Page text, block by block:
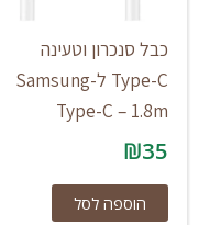
כבל סנכרון וטעינה
Type-C ל-Samsung
Type-C – 1.8m
₪35
הוספה לסל